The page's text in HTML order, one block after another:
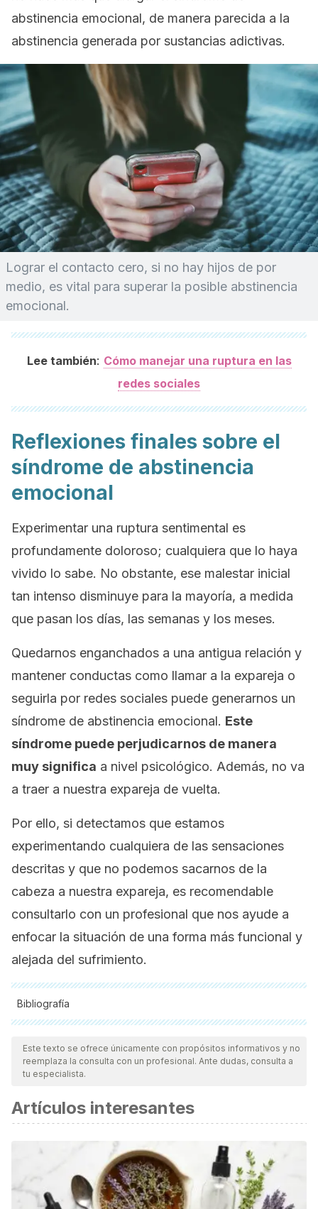
abstinencia emocional, de manera parecida a la
abstinencia generada por sustancias adictivas.
Lograr el contacto cero, si no hay hijos de por
medio, es vital para superar la posible abstinencia
emocional.
Lee también: Cómo manejar una ruptura en las
redes sociales
Reflexiones finales sobre el
síndrome de abstinencia
emocional
Experimentar una ruptura sentimental es
profundamente doloroso; cualquiera que lo haya
vivido lo sabe. No obstante, ese malestar inicial
tan intenso disminuye para la mayoría, a medida
que pasan los días, las semanas y los meses.
Quedarnos enganchados a una antigua relación y
mantener conductas como llamar a la expareja o
seguirla por redes sociales puede generarnos un
síndrome de abstinencia emocional. Este
síndrome puede perjudicarnos de manera
muy significa a nivel psicológico. Además, no va
a traer a nuestra expareja de vuelta.
Por ello, si detectamos que estamos
experimentando cualquiera de las sensaciones
descritas y que no podemos sacarnos de la
cabeza a nuestra expareja, es recomendable
consultarlo con un profesional que nos ayude a
enfocar la situación de una forma más funcional y
alejada del sufrimiento.
Bibliografía
Todas las fuentes citadas fueron revisadas a profundidad por
nuestro equipo, para asegurar su calidad, confiabilidad,
vigencia y validez.La bibliografía de este artículo fue
científica.
Bolinches, A. (2011).La felicidad personal: Claves para un
. Barcelona: DeBolsillo.
Castelló, J. (2012).La Superación de la Dependencia
Emocional: Cómo impedir que el amor se convierta en un
suplicio
. Málaga: Corona Borealis.
Este texto se ofrece únicamente con propósitos informativos y no
reemplaza la consulta con un profesional. Ante dudas, consulta a
tu especialista.
Artículos interesantes